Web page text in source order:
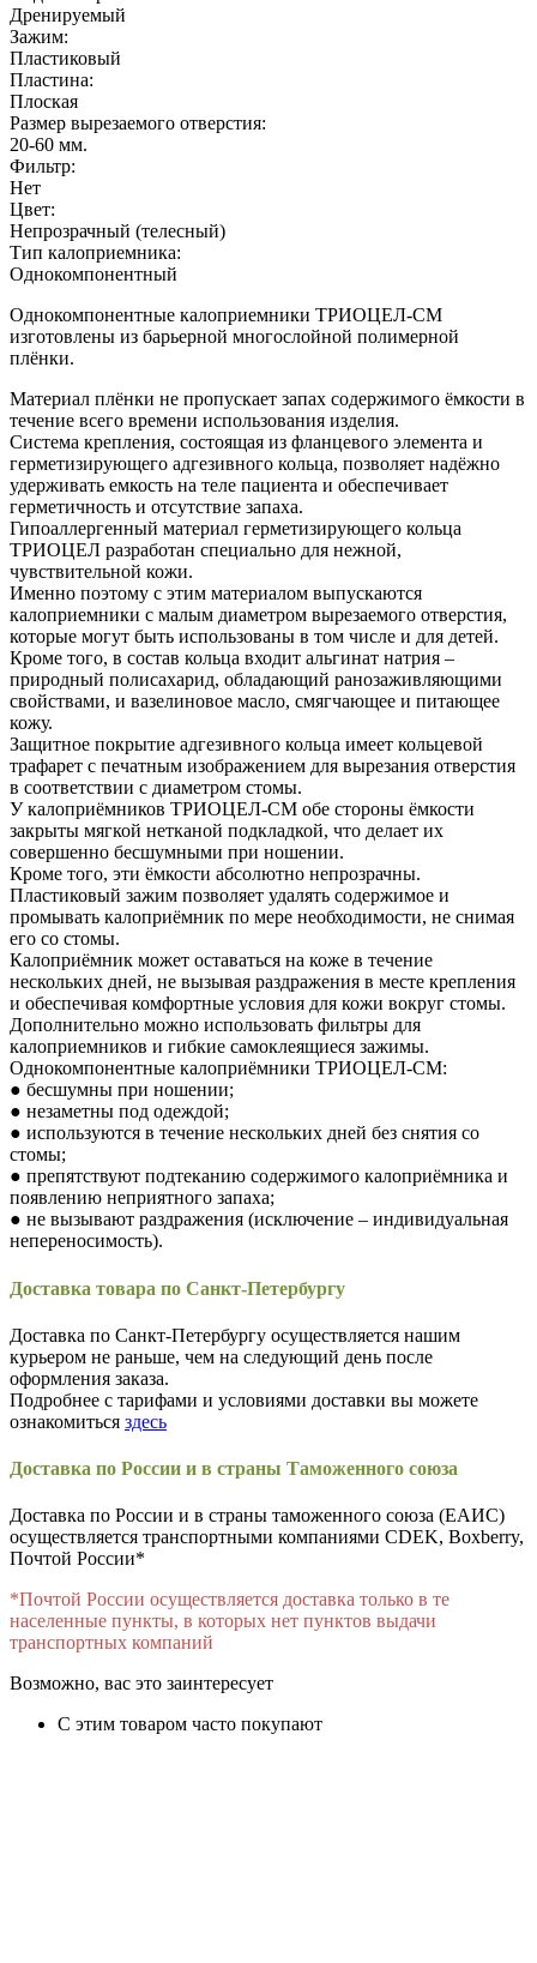
Дренируемый
Зажим:
Пластиковый
Пластина:
Плоская
Размер вырезаемого отверстия:
20-60 мм.
Фильтр:
Нет
Цвет:
Непрозрачный (телесный)
Тип калоприемника:
Однокомпонентный
Однокомпонентные калоприемники ТРИОЦЕЛ-СМ
изготовлены из барьерной многослойной полимерной
плёнки.
Материал плёнки не пропускает запах содержимого ёмкости в
течение всего времени использования изделия.
Система крепления, состоящая из фланцевого элемента и
герметизирующего адгезивного кольца, позволяет надёжно
удерживать емкость на теле пациента и обеспечивает
герметичность и отсутствие запаха.
Гипоаллергенный материал герметизирующего кольца
ТРИОЦЕЛ разработан специально для нежной,
чувствительной кожи.
Именно поэтому с этим материалом выпускаются
калоприемники с малым диаметром вырезаемого отверстия,
которые могут быть использованы в том числе и для детей.
Кроме того, в состав кольца входит альгинат натрия –
природный полисахарид, обладающий ранозаживляющими
свойствами, и вазелиновое масло, смягчающее и питающее
кожу.
Защитное покрытие адгезивного кольца имеет кольцевой
трафарет с печатным изображением для вырезания отверстия
в соответствии с диаметром стомы.
У калоприёмников ТРИОЦЕЛ-СМ обе стороны ёмкости
закрыты мягкой нетканой подкладкой, что делает их
совершенно бесшумными при ношении.
Кроме того, эти ёмкости абсолютно непрозрачны.
Пластиковый зажим позволяет удалять содержимое и
промывать калоприёмник по мере необходимости, не снимая
его со стомы.
Калоприёмник может оставаться на коже в течение
нескольких дней, не вызывая раздражения в месте крепления
и обеспечивая комфортные условия для кожи вокруг стомы.
Дополнительно можно использовать фильтры для
калоприемников и гибкие самоклеящиеся зажимы.
Однокомпонентные калоприёмники ТРИОЦЕЛ-СМ:
● бесшумны при ношении;
● незаметны под одеждой;
● используются в течение нескольких дней без снятия со
стомы;
● препятствуют подтеканию содержимого калоприёмника и
появлению неприятного запаха;
● не вызывают раздражения (исключение – индивидуальная
непереносимость).
Доставка товара по Санкт-Петербургу
Доставка по Санкт-Петербургу осуществляется нашим
курьером не раньше, чем на следующий день после
оформления заказа.
Подробнее с тарифами и условиями доставки вы можете
ознакомиться здесь
Доставка по России и в страны Таможенного союза
Доставка по России и в страны таможенного союза (ЕАИС)
осуществляется транспортными компаниями CDEK, Boxberry,
Почтой России*
*Почтой России осуществляется доставка только в те
населенные пункты, в которых нет пунктов выдачи
транспортных компаний
Возможно, вас это заинтересует
С этим товаром часто покупают